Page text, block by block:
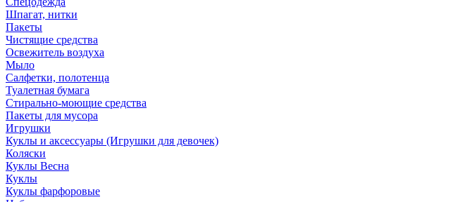
Шпагат, нитки
Пакеты
Чистящие средства
Освежитель воздуха
Мыло
Салфетки, полотенца
Туалетная бумага
Стирально-моющие средства
Пакеты для мусора
Игрушки
Куклы и аксессуары (Игрушки для девочек)
Коляски
Куклы Весна
Куклы
Куклы фарфоровые